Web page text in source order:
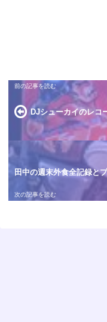
DJシューカイのレ
田中の週末外食全記録と